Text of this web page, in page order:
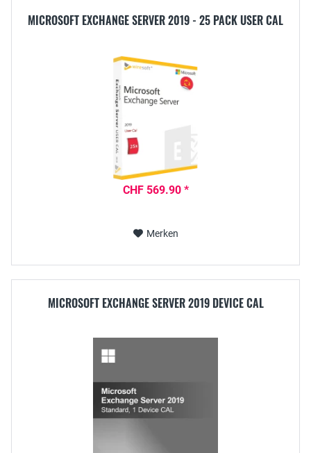
MICROSOFT EXCHANGE SERVER 2019 - 25 PACK USER CAL
CHF 569.90 *
Merken
MICROSOFT EXCHANGE SERVER 2019 DEVICE CAL